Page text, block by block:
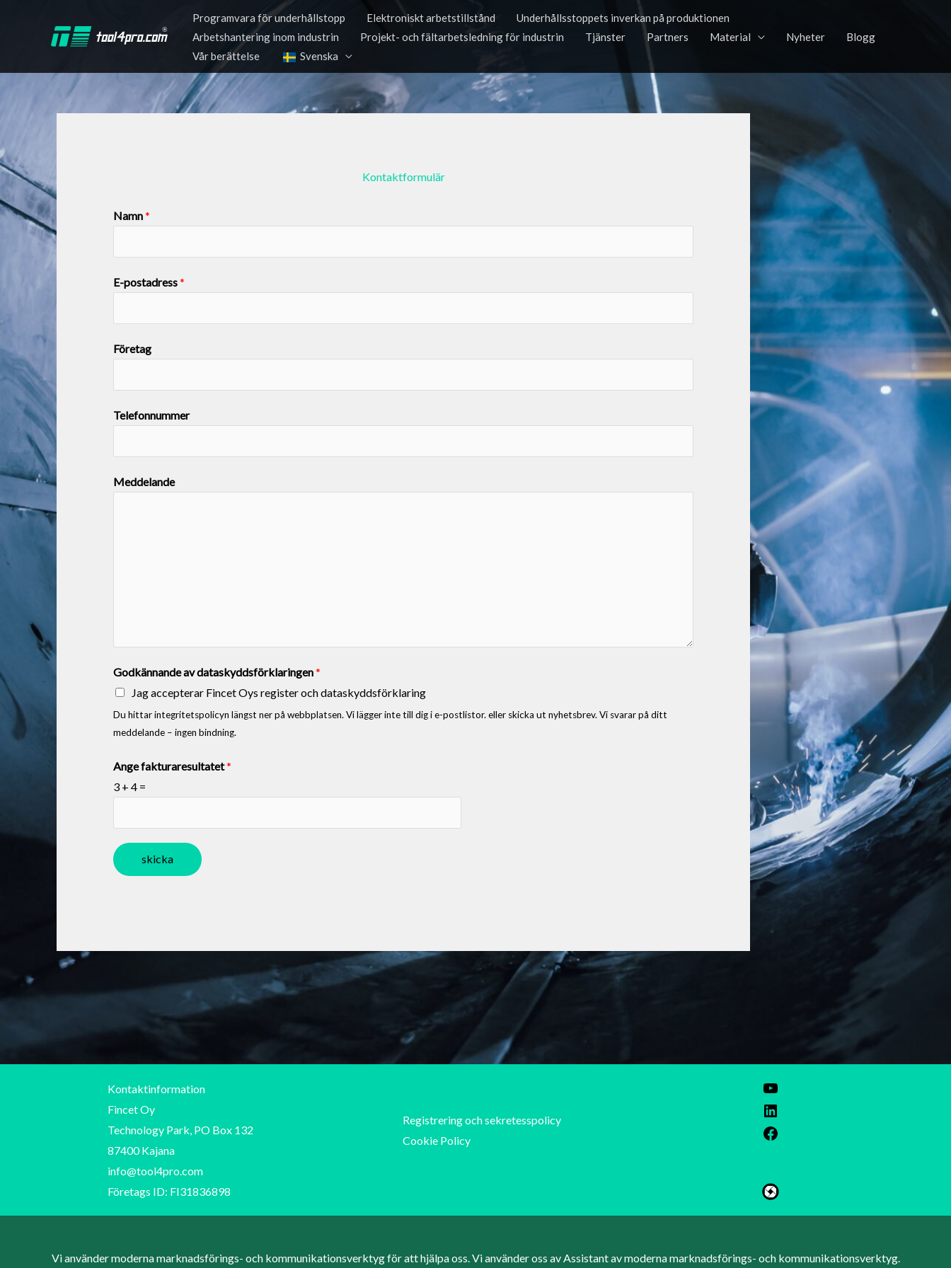
Programvara för underhållstopp Elektroniskt arbetstillstånd
Underhållsstoppets inverkan på produktionen
Arbetshantering inom industrin
Projekt- och fältarbetsledning för industrin Tjänster Partners Material Nyheter
Blogg
Vår berättelse
Svenska
Kontaktformulär
Namn*
E-postadress*
Företag
Telefonnummer
Meddelande
Godkännande av dataskyddsförklaringen*
Jag accepterar Fincet Oys register och dataskyddsförklaring
Du hittar integritetspolicyn längst ner på webbplatsen. Vi lägger inte till dig i e-postlistor. eller skicka ut nyhetsbrev. Vi svarar på ditt
meddelande – ingen bindning.
Ange fakturaresultatet*
3 + 4 =
skicka
Kontaktinformation
Fincet Oy
Technology Park, PO Box 132
87400 Kajana
info@tool4pro.com
Företags ID: FI31836898
Registrering och sekretesspolicy
Cookie Policy
Vi använder moderna marknadsförings- och kommunikationsverktyg för att hjälpa oss. Vi använder oss av Assistant av moderna marknadsförings- och kommunikationsverktyg.